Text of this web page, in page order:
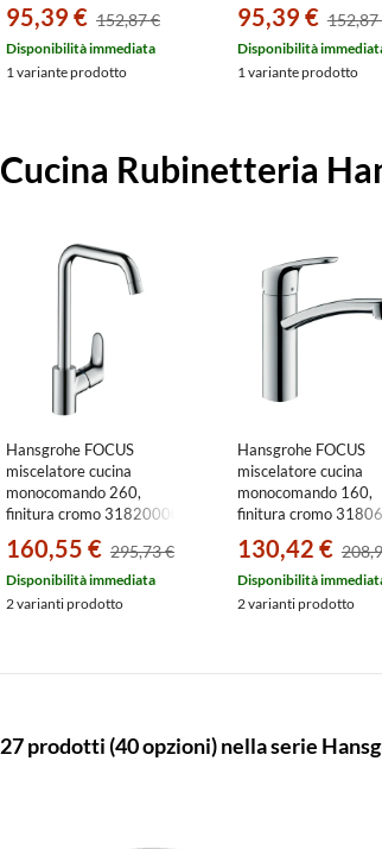
95,39 € 152,87 €
Disponibilità immediata
1 variante prodotto
95,39 € 152,87
Disponibilità
1 variante prodotto
Cucina Rubinetteria
Hansgrohe FOCUS
miscelatore cucina
monocomando 260,
finitura cromo 31820000
160,55 € 295,73 €
Disponibilità immediata
2 varianti prodotto
Hansgrohe FOCUS
miscelatore cucina
monocomando 160,
finitura cromo
130,42 €
Disponibilità
2 varianti prodotto
27 prodotti (40 opzioni) nella serie